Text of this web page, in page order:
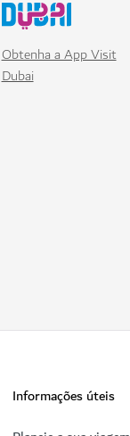
Obtenha a App Visit
Dubai
Informações úteis